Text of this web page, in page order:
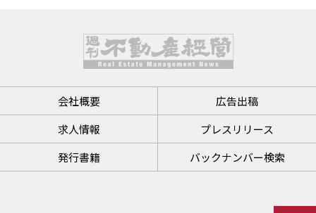
会社概要
広告出稿
求人情報
プレスリリース
発行書籍
バックナンバー検索